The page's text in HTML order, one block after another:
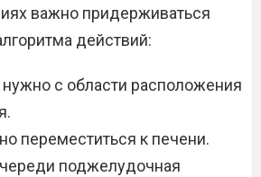
важно придерживаться
действий:
нужно с области расположения
переместиться к печени.
поджелудочная